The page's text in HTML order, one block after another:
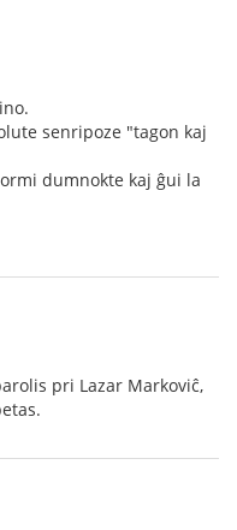
senripoze "tagon kaj
dumnokte kaj ĝui la
pri Lazar Markoviĉ,